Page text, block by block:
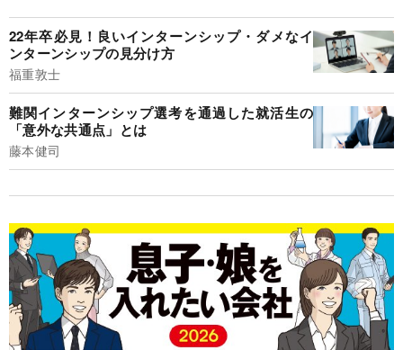
22年卒必見！良いインターンシップ・ダメなイ
ンターンシップの見分け方
福重敦士
難関インターンシップ選考を通過した就活生の
「意外な共通点」とは
藤本健司